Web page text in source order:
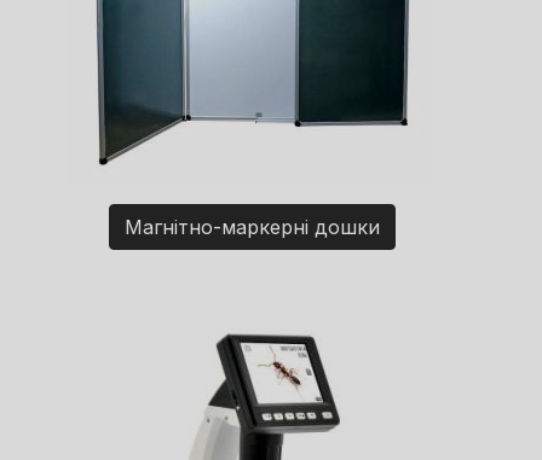
Магнітно-маркерні дошки